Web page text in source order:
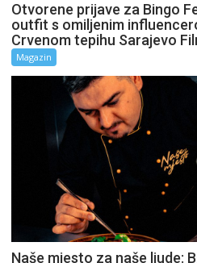
Otvorene prijave za Bingo
outfit s omiljenim
Crvenom tepihu Sarajevo
Magazin
Naše mjesto za naše ljude: